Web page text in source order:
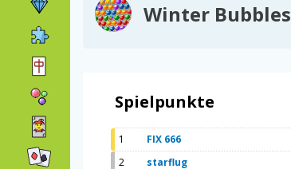
Winter Bubbles
Spielpunkte
1 FIX 666
2
starflug